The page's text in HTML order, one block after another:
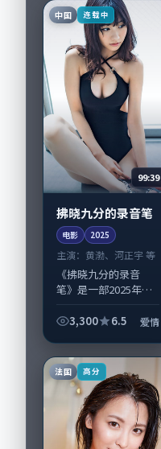
头。导演曾国祥擅长
留白叙事，松坂桃
李、...
中国 连载中
99:39
拂晓九分的录音笔
电影 2025
主演： 黄渤、河正宇 等
《拂晓九分的录音
笔》是一部2025年前
影，由奉俊昊执导，
与重要戏份。故事围
绕当代都市中的抉择...
3,300 6.5 爱情
法国 高分